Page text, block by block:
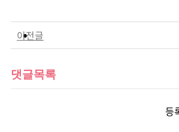
이전글
댓글목록
등